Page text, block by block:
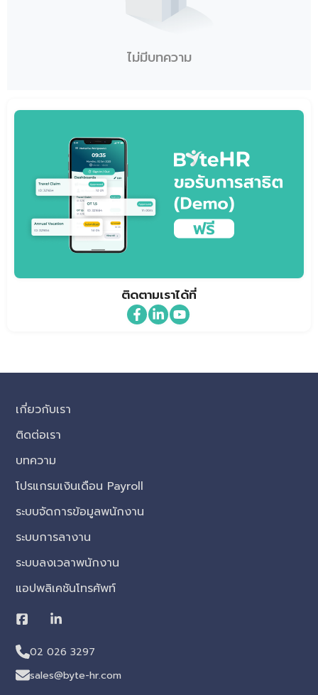
ไม่มีบทความ
ติดตามเราได้ที่
เกี่ยวกับเรา
ติดต่อเรา
บทความ
โปรแกรมเงินเดือน Payroll
ระบบจัดการข้อมูลพนักงาน
ระบบการลางาน
ระบบลงเวลาพนักงาน
แอปพลิเคชันโทรศัพท์
02 026 3297
sales@byte-hr.com